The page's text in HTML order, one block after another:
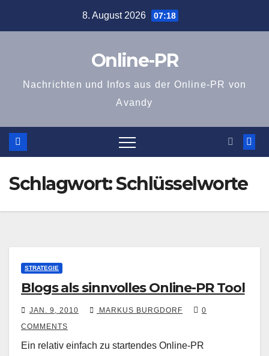
8. August 2026 07:18
Online-PR
Nachrichten und Infos aus der Online-PR von
Avandy
Schlagwort:Schlüsselworte
STRATEGIE
Blogs als sinnvolles Online-PR Tool
JAN. 9, 2010 MARKUS BURGDORF
0
COMMENTS
Ein relativ einfach zu startendes Online-PR